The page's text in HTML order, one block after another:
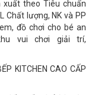
theo Tiêu chuẩn
Chất lượng, NK và PP
đồ chơi cho bé an
vui chơi giải trí,
KITCHEN CAO CẤP